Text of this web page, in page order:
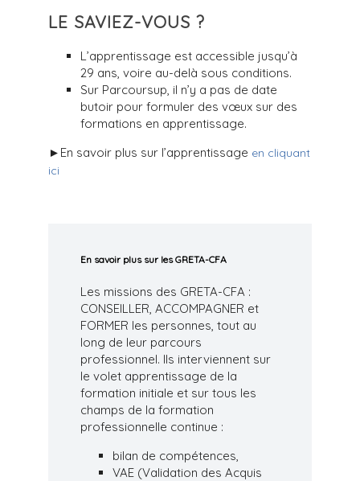
LE SAVIEZ-VOUS ?
L’apprentissage est accessible jusqu’à
29 ans, voire au-delà sous conditions.
Sur Parcoursup, il n’y a pas de date
butoir pour formuler des vœux sur des
formations en apprentissage.
►En savoir plus sur l’apprentissage en cliquant
ici
En savoir plus sur les GRETA-CFA
Les missions des GRETA-CFA :
CONSEILLER, ACCOMPAGNER et
FORMER les personnes, tout au
long de leur parcours
professionnel. Ils interviennent sur
le volet apprentissage de la
formation initiale et sur tous les
champs de la formation
professionnelle continue :
bilan de compétences,
VAE (Validation des Acquis